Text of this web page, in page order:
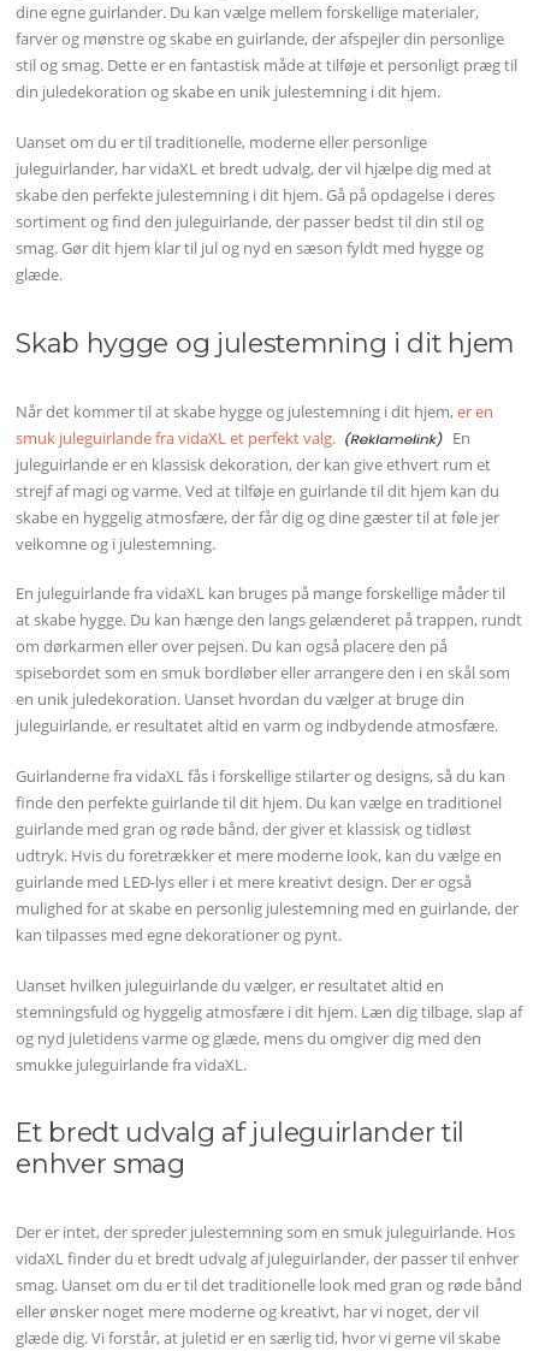
dine egne guirlander. Du kan vælge mellem forskellige materialer,
farver og mønstre og skabe en guirlande, der afspejler din personlige
stil og smag. Dette er en fantastisk måde at tilføje et personligt præg til
din juledekoration og skabe en unik julestemning i dit hjem.
Uanset om du er til traditionelle, moderne eller personlige
juleguirlander, har vidaXL et bredt udvalg, der vil hjælpe dig med at
skabe den perfekte julestemning i dit hjem. Gå på opdagelse i deres
sortiment og find den juleguirlande, der passer bedst til din stil og
smag. Gør dit hjem klar til jul og nyd en sæson fyldt med hygge og
glæde.
Skab hygge og julestemning i dit hjem
Når det kommer til at skabe hygge og julestemning i dit hjem,er en
smuk juleguirlande fra vidaXL et perfekt valg.
En
juleguirlande er en klassisk dekoration, der kan give ethvert rum et
strejf af magi og varme. Ved at tilføje en guirlande til dit hjem kan du
skabe en hyggelig atmosfære, der får dig og dine gæster til at føle jer
velkomne og i julestemning.
En juleguirlande fra vidaXL kan bruges på mange forskellige måder til
at skabe hygge. Du kan hænge den langs gelænderet på trappen, rundt
om dørkarmen eller over pejsen. Du kan også placere den på
spisebordet som en smuk bordløber eller arrangere den i en skål som
en unik juledekoration. Uanset hvordan du vælger at bruge din
juleguirlande, er resultatet altid en varm og indbydende atmosfære.
Guirlanderne fra vidaXL fås i forskellige stilarter og designs, så du kan
finde den perfekte guirlande til dit hjem. Du kan vælge en traditionel
guirlande med gran og røde bånd, der giver et klassisk og tidløst
udtryk. Hvis du foretrækker et mere moderne look, kan du vælge en
guirlande med LED-lys eller i et mere kreativt design. Der er også
mulighed for at skabe en personlig julestemning med en guirlande, der
kan tilpasses med egne dekorationer og pynt.
Uanset hvilken juleguirlande du vælger, er resultatet altid en
stemningsfuld og hyggelig atmosfære i dit hjem. Læn dig tilbage, slap af
og nyd juletidens varme og glæde, mens du omgiver dig med den
smukke juleguirlande fra vidaXL.
Et bredt udvalg af juleguirlander til
enhver smag
Der er intet, der spreder julestemning som en smuk juleguirlande. Hos
vidaXL finder du et bredt udvalg af juleguirlander, der passer til enhver
smag. Uanset om du er til det traditionelle look med gran og røde bånd
eller ønsker noget mere moderne og kreativt, har vi noget, der vil
glæde dig. Vi forstår, at juletid er en særlig tid, hvor vi gerne vil skabe